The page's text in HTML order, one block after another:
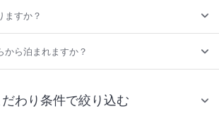
ますか？
から泊まれますか？
わり条件で絞り込む